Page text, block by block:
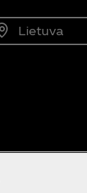
Lietuva